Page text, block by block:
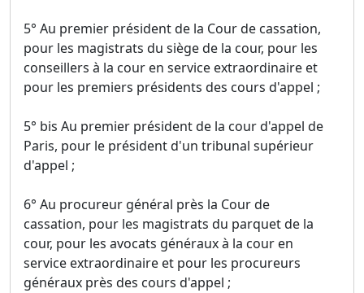
5° Au premier président de la Cour de cassation,
pour les magistrats du siège de la cour, pour les
conseillers à la cour en service extraordinaire et
pour les premiers présidents des cours d'appel ;
5° bis Au premier président de la cour d'appel de
Paris, pour le président d'un tribunal supérieur
d'appel ;
6° Au procureur général près la Cour de
cassation, pour les magistrats du parquet de la
cour, pour les avocats généraux à la cour en
service extraordinaire et pour les procureurs
généraux près des cours d'appel ;